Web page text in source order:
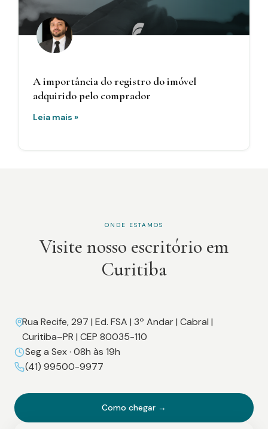
A importância do registro do imóvel
adquirido pelo comprador
Leia mais »
ONDE ESTAMOS
Visite nosso escritório em
Curitiba
Rua Recife, 297 | Ed. FSA | 3º Andar | Cabral |
Curitiba–PR | CEP 80035-110
Seg a Sex · 08h às 19h
(41) 99500-9977
Como chegar →